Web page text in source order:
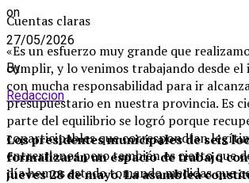
Cuentas claras
«Es un esfuerzo muy grande que
cumplir, y lo venimos trabajando desde el
con mucha responsabilidad para ir
presupuestario en nuestra provincia. Es
parte del equilibrio se logró porque
coparticipables que correspondían
entrerrianos pero también es cierto que
día hemos estado tomando medidas que
on
27/05/2026
By
Redaccion
Los presidentes municipales de seis
formalizarán un espacio de trabajo
jueves 28 de mayo. La asamblea